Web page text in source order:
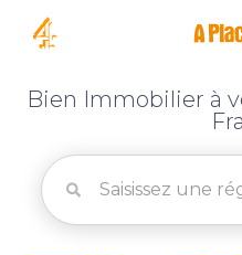
Bien Immobilier à